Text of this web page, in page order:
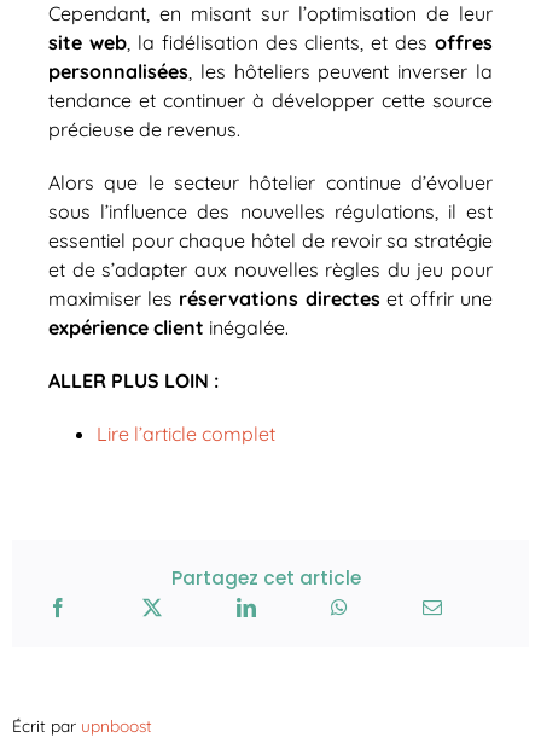
Cependant, en misant sur l’optimisation de leur
site web, la fidélisation des clients, et desoffres
personnalisées, les hôteliers peuvent inverser la
tendance et continuer à développer cette source
précieuse de revenus.
Alors que le secteur hôtelier continue d’évoluer
sous l’influence des nouvelles régulations, il est
essentiel pour chaque hôtel de revoir sa stratégie
et de s’adapter aux nouvelles règles du jeu pour
maximiser les réservations directeset offrir une
expérience client inégalée.
ALLER PLUS LOIN :
Lire l’article complet
Partagez cet article
Écrit par upnboost